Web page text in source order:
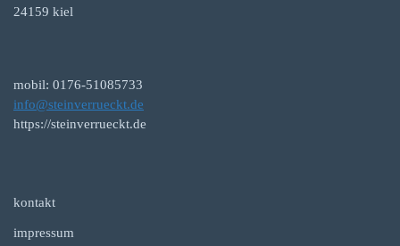
24159 kiel
mobil: 0176-51085733
info@steinverrueckt.de
https://steinverrueckt.de
kontakt
impressum